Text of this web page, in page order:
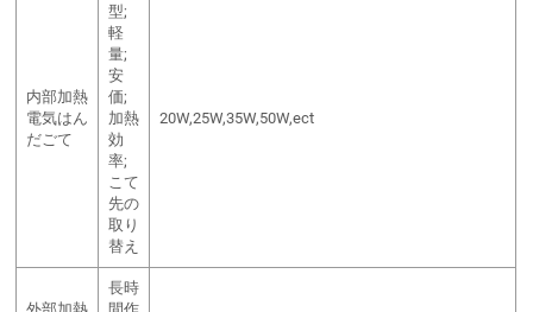
内部加熱
電気はん
だごて
型;
軽
量;
安
価;
加熱
効
率;
こて
先の
取り
替え
20W,25W,35W,50W,ect
長時